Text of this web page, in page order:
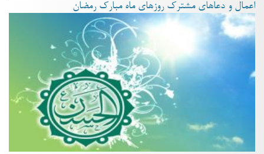
اعمال و دعاهای مشترک روزهای ماه مبارک رمضان